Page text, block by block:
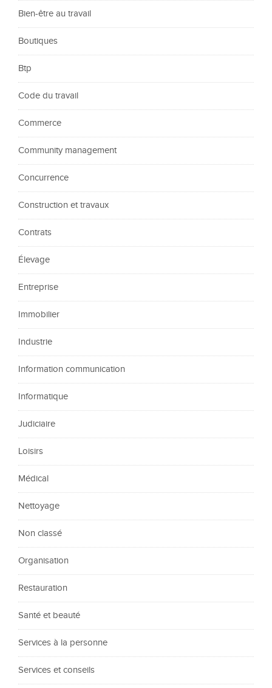
Bien-être au travail
Boutiques
Btp
Code du travail
Commerce
Community management
Concurrence
Construction et travaux
Contrats
Élevage
Entreprise
Immobilier
Industrie
Information communication
Informatique
Judiciaire
Loisirs
Médical
Nettoyage
Non classé
Organisation
Restauration
Santé et beauté
Services à la personne
Services et conseils